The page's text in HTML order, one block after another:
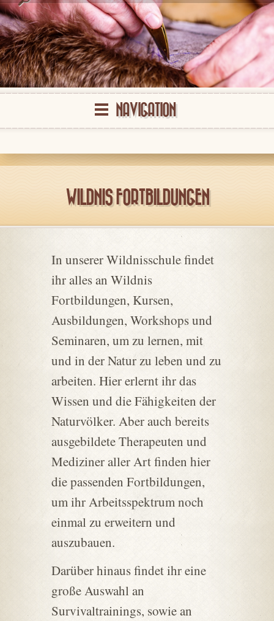
NAVIGATION
WILDNIS FORTBILDUNGEN
In unserer Wildnisschule findet
ihr alles an Wildnis
Fortbildungen, Kursen,
Ausbildungen, Workshops und
Seminaren, um zu lernen, mit
und in der Natur zu leben und zu
arbeiten. Hier erlernt ihr das
Wissen und die Fähigkeiten der
Naturvölker. Aber auch bereits
ausgebildete Therapeuten und
Mediziner aller Art finden hier
die passenden Fortbildungen,
um ihr Arbeitsspektrum noch
einmal zu erweitern und
auszubauen.
Darüber hinaus findet ihr eine
große Auswahl an
Survivaltrainings, sowie an